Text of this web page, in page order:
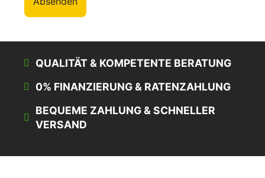
QUALITÄT & KOMPETENTE BERATUNG
0% FINANZIERUNG & RATENZAHLUNG
BEQUEME ZAHLUNG & SCHNELLER
VERSAND